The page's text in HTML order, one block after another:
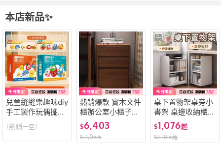
本店新品✨
兒童縫縫樂趣味diy
手工製作玩偶擺件
材料包幼兒益智不
織布擺件
(熱銷一空)
熱銷爆款 實木文件
櫃辦公室小櫃子木
質抽屜櫃移動收納
櫃帶輪桌下矮櫃儲
物櫃
$6,403
$7,055
桌下置物架桌旁小
書架 桌邊收納櫃
可移動帶輪櫃子 學
生簡易儲物櫃 書櫃
辦公室文件收納架
$1,076起
$1,185起